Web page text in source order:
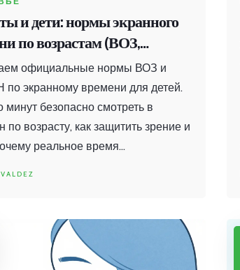
и дети: нормы экранного
по возрастам (ВОЗ,
официальные нормы ВОЗ и
экранному времени для детей.
минут безопасно смотреть в
по возрасту, как защитить зрение и
реальное время